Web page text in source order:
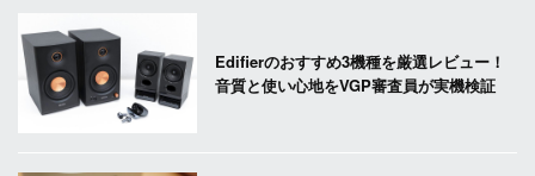
Edifierのおすすめ3機種を厳選レビュー！
音質と使い心地をVGP審査員が実機検証